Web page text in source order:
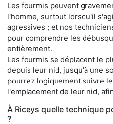
Les fourmis peuvent
l'homme, surtout lorsqu'il
agressives ; et nos
pour comprendre les
entièrement.
Les fourmis se déplacent le
depuis leur nid, jusqu'à une
pourrez logiquement suivre
l'emplacement de leur nid,
À Riceys quelle technique
?